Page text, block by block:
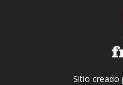
Sitio creado